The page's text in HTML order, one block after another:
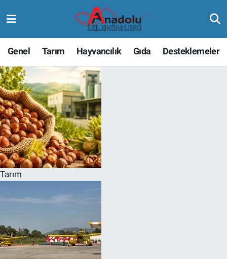
Genel Tarım Hayvancılık Gıda Desteklemeler
Tarım